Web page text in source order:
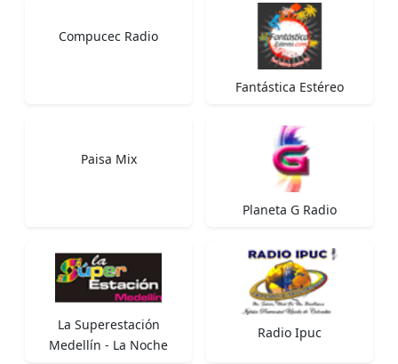
Compucec Radio
Fantástica Estéreo
Paisa Mix
Planeta G Radio
La Superestación
Medellín - La Noche
Radio Ipuc